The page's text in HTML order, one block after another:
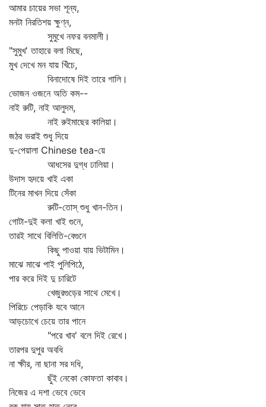
আমার চায়ের সভা শূন্য,
মনটা নিরতিশয় ক্ষুণ্ন,
সুমুখে নফর বনমালী।
"সুমুখ' তাহারে বলা মিছে,
মুখ দেখে মন যায় খিঁচে,
বিনাদোষে দিই তারে গালি।
ভোজন ওজনে অতি কম--
নাই রুটি, নাই আলুদম,
নাই রুইমাছের কালিয়া।
জঠর ভরাই শুধু দিয়ে
দু-পেয়ালা Chinese tea-য়ে
আধসের দুগ্ধ ঢালিয়া।
উদাস হৃদয়ে খাই একা
টিনের মাখন দিয়ে সেঁকা
রুটি-তোস্‌ শুধু খান-তিন।
গোটা-দুই কলা খাই গুনে,
তারই সাথে বিলিতি-বেগুনে
কিছু পাওয়া যায় ভিটামিন।
মাঝে মাঝে পাই পুলিপিঠে,
পার করে দিই দু চারিটে
খেজুরগুড়ের সাথে মেখে।
পিরিচে পেড়াকি যবে আনে
আড়চোখে চেয়ে তার পানে
"পরে খাব' বলে দিই রেখে।
তারপর দুপুর অবধি
না ক্ষীর, না ছানা সর দধি,
ছুঁই নেকো কোফতা কাবাব।
নিজের এ দশা ভেবে ভেবে